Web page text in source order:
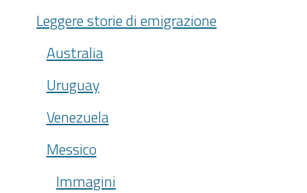
Leggere storie di emigrazione
Australia
Uruguay
Venezuela
Messico
Immagini